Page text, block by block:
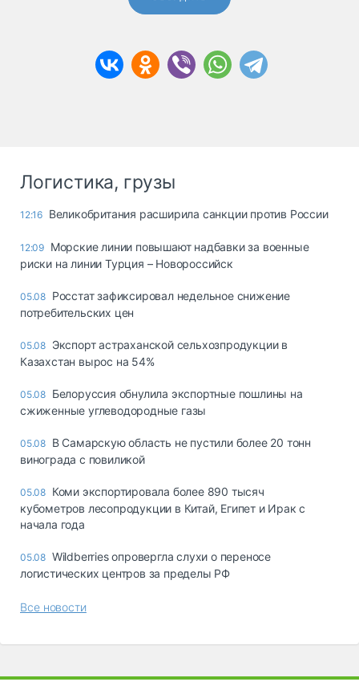
Логистика, грузы
12:16 Великобритания расширила санкции против России
12:09 Морские линии повышают надбавки за военные
риски на линии Турция – Новороссийск
05.08 Росстат зафиксировал недельное снижение
потребительских цен
05.08 Экспорт астраханской сельхозпродукции в
Казахстан вырос на 54%
05.08 Белоруссия обнулила экспортные пошлины на
сжиженные углеводородные газы
05.08 В Самарскую область не пустили более 20 тонн
винограда с повиликой
05.08 Коми экспортировала более 890 тысяч
кубометров лесопродукции в Китай, Египет и Ирак с
начала года
05.08 Wildberries опровергла слухи о переносе
логистических центров за пределы РФ
Все новости